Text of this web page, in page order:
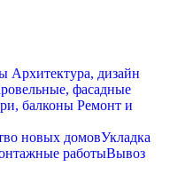
Архитектура, дизайн
фасадные
балконы Ремонт и
новых домовУкладка
работыВывоз